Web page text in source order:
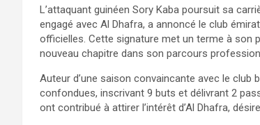
L’attaquant guinéen Sory Kaba poursuit sa
engagé avec Al Dhafra, a annoncé le club
officielles. Cette signature met un terme à son
nouveau chapitre dans son parcours
Auteur d’une saison convaincante avec le
confondues, inscrivant 9 buts et délivrant 2
ont contribué à attirer l’intérêt d’Al Dhafra,